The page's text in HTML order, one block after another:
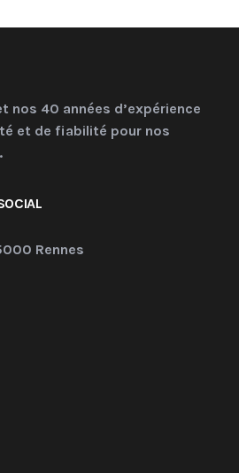
nos 40 années d’expérience
et de fiabilité pour nos
Rennes